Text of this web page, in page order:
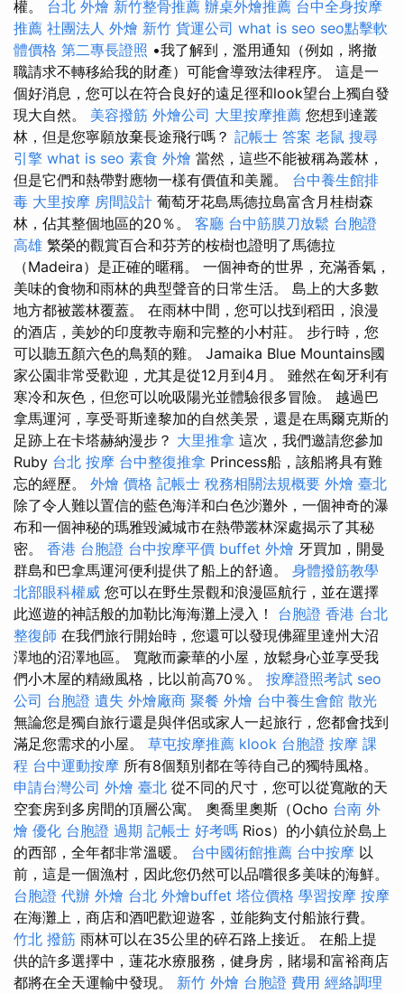
權。 台北 外燴 新竹整骨推薦 辦桌外燴推薦 台中全身按摩
推薦 社團法人 外燴 新竹 貨運公司 what is seo seo點擊軟
體價格 第二專長證照 •我了解到，濫用通知（例如，將撤
職請求不轉移給我的財產）可能會導致法律程序。 這是一
個好消息，您可以在符合良好的遠足徑和look望台上獨自發
現大自然。 美容撥筋 外燴公司 大里按摩推薦 您想到達叢
林，但是您寧願放棄長途飛行嗎？ 記帳士 答案 老鼠 搜尋
引擎 what is seo 素食 外燴 當然，這些不能被稱為叢林，
但是它們和熱帶對應物一樣有價值和美麗。 台中養生館排
毒 大里按摩 房間設計 葡萄牙花島馬德拉島富含月桂樹森
林，佔其整個地區的20％。 客廳 台中筋膜刀放鬆 台胞證
高雄 繁榮的觀賞百合和芬芳的桉樹也證明了馬德拉
（Madeira）是正確的暱稱。 一個神奇的世界，充滿香氣，
美味的食物和雨林的典型聲音的日常生活。 島上的大多數
地方都被叢林覆蓋。 在雨林中間，您可以找到稻田，浪漫
的酒店，美妙的印度教寺廟和完整的小村莊。 步行時，您
可以聽五顏六色的鳥類的雞。 Jamaika Blue Mountains國
家公園非常受歡迎，尤其是從12月到4月。 雖然在匈牙利有
寒冷和灰色，但您可以吮吸陽光並體驗很多冒險。 越過巴
拿馬運河，享受哥斯達黎加的自然美景，還是在馬爾克斯的
足跡上在卡塔赫納漫步？ 大里推拿 這次，我們邀請您參加
Ruby 台北 按摩 台中整復推拿 Princess船，該船將具有難
忘的經歷。 外燴 價格 記帳士 稅務相關法規概要 外燴 臺北
除了令人難以置信的藍色海洋和白色沙灘外，一個神奇的瀑
布和一個神秘的瑪雅毀滅城市在熱帶叢林深處揭示了其秘
密。 香港 台胞證 台中按摩平價 buffet 外燴 牙買加，開曼
群島和巴拿馬運河便利提供了船上的舒適。 身體撥筋教學
北部眼科權威 您可以在野生景觀和浪漫區航行，並在選擇
此巡遊的神話般的加勒比海海灘上浸入！ 台胞證 香港 台北
整復師 在我們旅行開始時，您還可以發現佛羅里達州大沼
澤地的沼澤地區。 寬敞而豪華的小屋，放鬆身心並享受我
們小木屋的精緻風格，比以前高70％。 按摩證照考試 seo
公司 台胞證 遺失 外燴廠商 聚餐 外燴 台中養生會館 散光
無論您是獨自旅行還是與伴侶或家人一起旅行，您都會找到
滿足您需求的小屋。 草屯按摩推薦 klook 台胞證 按摩 課
程 台中運動按摩 所有8個類別都在等待自己的獨特風格。
申請台灣公司 外燴 臺北 從不同的尺寸，您可以從寬敞的天
空套房到多房間的頂層公寓。 奧喬里奧斯（Ocho 台南 外
燴 優化 台胞證 過期 記帳士 好考嗎 Rios）的小鎮位於島上
的西部，全年都非常溫暖。 台中國術館推薦 台中按摩 以
前，這是一個漁村，因此您仍然可以品嚐很多美味的海鮮。
台胞證 代辦 外燴 台北 外燴buffet 塔位價格 學習按摩 按摩
在海灘上，商店和酒吧歡迎遊客，並能夠支付船旅行費。
竹北 撥筋 雨林可以在35公里的碎石路上接近。 在船上提
供的許多選擇中，蓮花水療服務，健身房，賭場和富裕商店
都將在全天運輸中發現。 新竹 外燴 台胞證 費用 經絡調理